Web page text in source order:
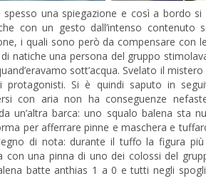
una spiegazione e così a bordo
con un gesto dall’intenso contenuto
i quali sono però da compensare con
natiche una persona del gruppo
sott’acqua. Svelato il
protagonisti. Si è quindi saputo in
con aria non ha conseguenze
un’altra barca: uno squalo balena sta
per afferrare pinne e maschera e
di nota: durante il tuffo la figura
con una pinna di uno dei colossi del
batte anthias 1 a 0 e tutti negli